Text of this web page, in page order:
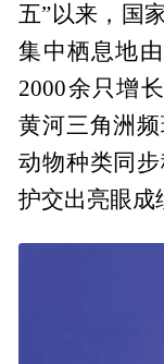
五”以来，国
集中栖息地
2000余只增
黄河三角洲
动物种类同
护交出亮眼成